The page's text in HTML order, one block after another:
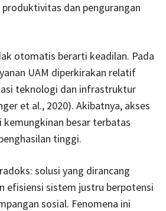
dan pengurangan
otomatis berarti keadilan. Pada
UAM diperkirakan relatif
teknologi dan infrastruktur
et al., 2020). Akibatnya, akses
kemungkinan besar terbatas
tinggi.
solusi yang dirancang
efisiensi sistem justru berpotensi
sosial. Fenomena ini